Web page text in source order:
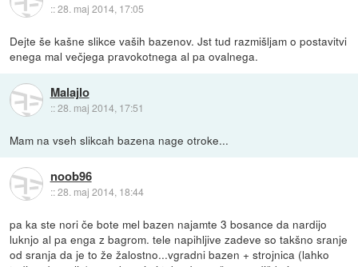
::28. maj 2014, 17:05
Dejte še kašne slikce vaših bazenov. Jst tud razmišljam o postavitvi
enega mal večjega pravokotnega al pa ovalnega.
Malajlo
::28. maj 2014, 17:51
Mam na vseh slikcah bazena nage otroke...
noob96
::28. maj 2014, 18:44
pa ka ste nori če bote mel bazen najamte 3 bosance da nardijo
luknjo al pa enga z bagrom. tele napihljive zadeve so takšno sranje
od sranja da je to že žalostno...vgradni bazen + strojnica (lahko